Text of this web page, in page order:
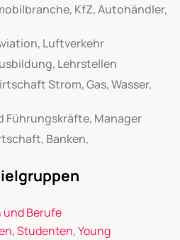
KfZ, Autohändler,
Luftverkehr
Lehrstellen
Strom, Gas, Wasser,
Führungskräfte, Manager
Banken,
und Berufe
Studenten, Young